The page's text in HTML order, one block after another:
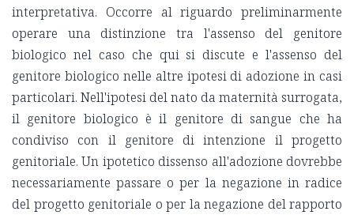
interpretativa. Occorre al riguardo preliminarmente
operare una distinzione tra l'assenso del genitore
biologico nel caso che qui si discute e l'assenso del
genitore biologico nelle altre ipotesi di adozione in casi
particolari. Nell'ipotesi del nato da maternità surrogata,
il genitore biologico è il genitore di sangue che ha
condiviso con il genitore di intenzione il progetto
genitoriale. Un ipotetico dissenso all'adozione dovrebbe
necessariamente passare o per la negazione in radice
del progetto genitoriale o per la negazione del rapporto